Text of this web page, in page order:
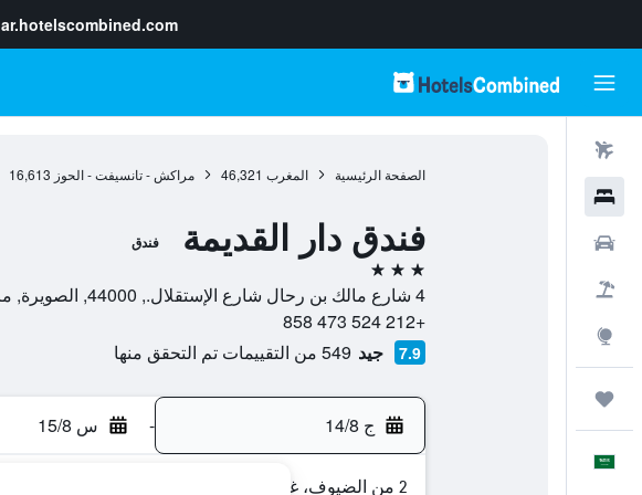
ar.hotelscombined.com
الصفحة الرئيسية المغرب 46,321 مراكش - تانسيفت - الحوز 16,613
فندق دار القديمة فندق
3 نجوم
4 شارع مالك بن رحال شارع الإستقلال., 44000, الصويرة, مراكش - تانسيفت - الحوز, المغرب
+212 524 473 858
7.9 جيد 549 من التقييمات تم التحقق منها
ج 14/8 - س 15/8
2 من الضيوف، غرفة واحدة